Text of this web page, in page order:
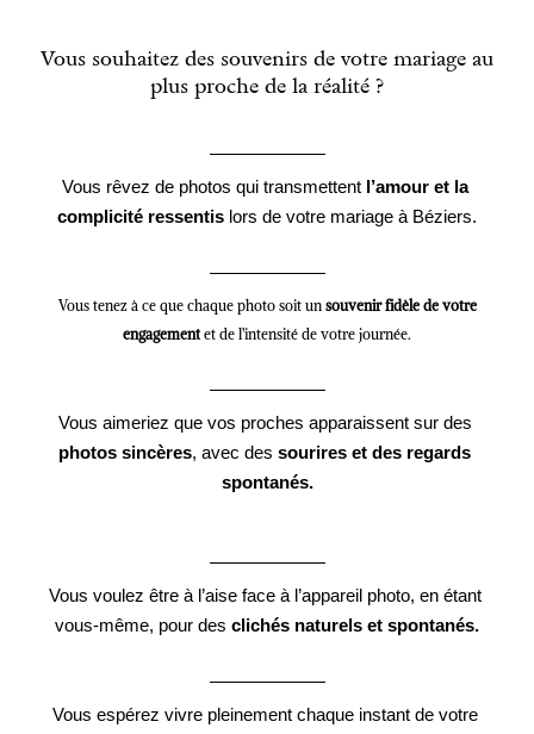
Vous souhaitez des souvenirs de votre mariage au
plus proche de la réalité ?
Vous rêvez de photos qui transmettent l’amour et la
complicité ressentis lors de votre mariage à Béziers.
Vous tenez à ce que chaque photo soit un souvenir fidèle de votre
engagement et de l’intensité de votre journée.
photos sincères, avec des sourires et des regards
spontanés.
Vous voulez être à l’aise face à l’appareil photo, en étant
vous-même, pour des clichés naturels et spontanés.
Vous espérez vivre pleinement chaque instant de votre